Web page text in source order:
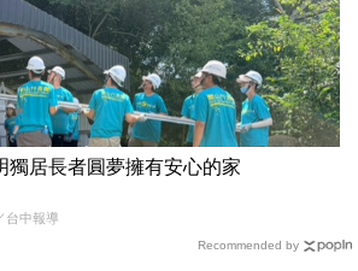
居長者圓夢擁有安心的家
台中報導
Recommended by